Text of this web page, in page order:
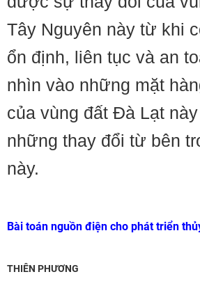
Tây Nguyên này từ khi
ổn định, liên tục và an
nhìn vào những mặt
của vùng đất Đà Lạt
những thay đổi từ bên
này.
Bài toán nguồn điện cho phát triển
THIÊN PHƯƠNG